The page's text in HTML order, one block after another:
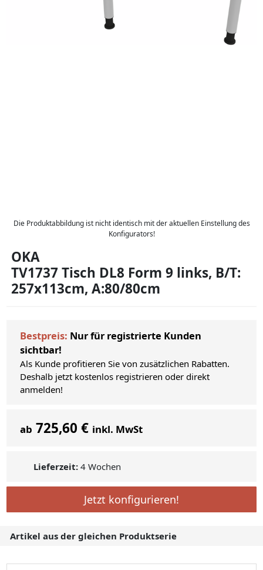
Die Produktabbildung ist nicht identisch mit der aktuellen Einstellung des
Konfigurators!
OKA
TV1737 Tisch DL8 Form 9 links, B/T:
257x113cm, A:80/80cm
Bestpreis: Nur für registrierte Kunden
sichtbar!
Als Kunde profitieren Sie von zusätzlichen Rabatten.
Deshalb jetzt kostenlos registrieren oder direkt
anmelden!
ab 725,60 € inkl. MwSt
Lieferzeit: 4 Wochen
Jetzt konfigurieren!
Artikel aus der gleichen Produktserie